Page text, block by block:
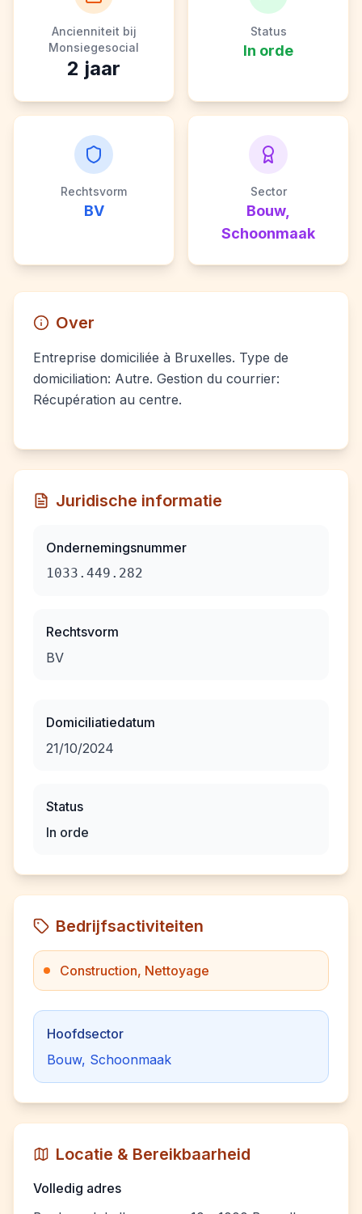
Ancienniteit bij
Monsiegesocial
2 jaar
Status
In orde
Rechtsvorm
BV
Sector
Bouw,
Schoonmaak
Over
Entreprise domiciliée à Bruxelles. Type de
domiciliation: Autre. Gestion du courrier:
Récupération au centre.
Juridische informatie
Ondernemingsnummer
1033.449.282
Rechtsvorm
BV
Domiciliatiedatum
21/10/2024
Status
In orde
Bedrijfsactiviteiten
Construction, Nettoyage
Hoofdsector
Bouw, Schoonmaak
Locatie & Bereikbaarheid
Volledig adres